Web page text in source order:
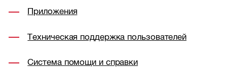
Приложения
Техническая поддержка пользователей
Система помощи и справки